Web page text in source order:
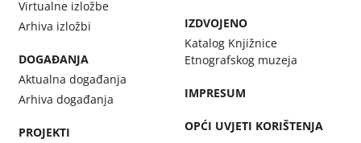
Virtualne izložbe
Arhiva izložbi
DOGAĐANJA
Aktualna događanja
Arhiva događanja
PROJEKTI
IZDVOJENO
Katalog Knjižnice
Etnografskog muzeja
IMPRESUM
OPĆI UVJETI KORIŠTENJA